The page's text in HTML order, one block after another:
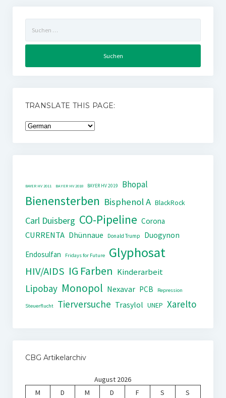
nach:
TRANSLATE THIS PAGE:
BAYER HV 2011 BAYER HV 2018 BAYER HV 2019 Bhopal
Bienensterben Bisphenol A BlackRock
Carl Duisberg CO-Pipeline Corona
CURRENTA Dhünnaue Donald Trump
Duogynon
Endosulfan
Fridays for Future Glyphosat
HIV/AIDS IG Farben Kinderarbeit
Lipobay Monopol Nexavar PCB Repression
Steuerflucht Tierversuche Trasylol UNEP Xarelto
CBG Artikelarchiv
August 2026
M
D M D F S S